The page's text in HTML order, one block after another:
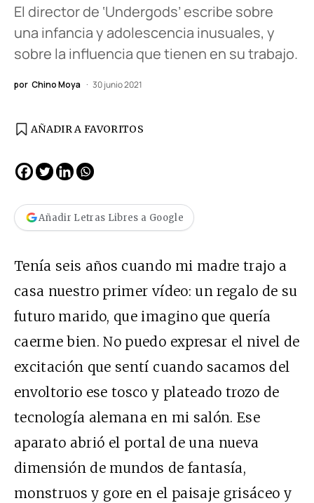
El director de ‘Undergods’ escribe sobre
una infancia y adolescencia inusuales, y
sobre la influencia que tienen en su trabajo.
por Chino Moya 30 junio 2021
AÑADIR A FAVORITOS
Añadir Letras Libres a Google
Tenía seis años cuando mi madre trajo a
casa nuestro primer vídeo: un regalo de su
futuro marido, que imagino que quería
caerme bien. No puedo expresar el nivel de
excitación que sentí cuando sacamos del
envoltorio ese tosco y plateado trozo de
tecnología alemana en mi salón. Ese
aparato abrió el portal de una nueva
dimensión de mundos de fantasía,
monstruos y gore en el paisaje grisáceo y